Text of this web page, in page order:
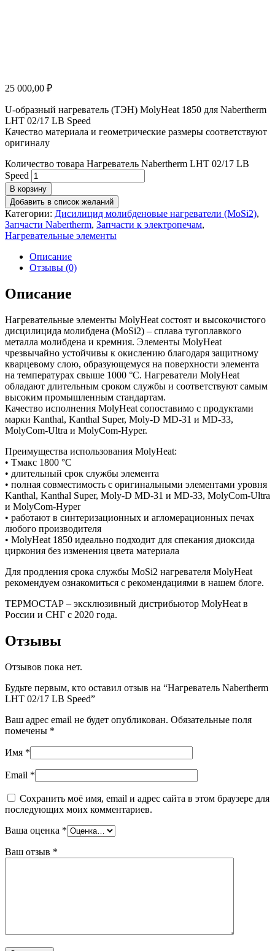
25 000,00 ₽
U-образный нагреватель (ТЭН) MolyHeat 1850 для Nabertherm
LHT 02/17 LB Speed
Качество материала и геометрические размеры соответствуют
оригиналу
Количество товара Нагреватель Nabertherm LHT 02/17 LB
Speed
В корзину
Добавить в список желаний
Категории: Дисилицид молибденовые нагреватели (MoSi2),
Запчасти Nabertherm, Запчасти к электропечам,
Нагревательные элементы
Описание
Отзывы (0)
Описание
Нагревательные элементы MolyHeat состоят и высокочистого
дисцилицида молибдена (MoSi2) – сплава тугоплавкого
металла молибдена и кремния. Элементы MolyHeat
чрезвычайно устойчивы к окислению благодаря защитному
кварцевому слою, образующемуся на поверхности элемента
на температурах свыше 1000 °С. Нагреватели MolyHeat
обладают длительным сроком службы и соответствуют самым
высоким промышленным стандартам.
Качество исполнения MolyHeat сопоставимо с продуктами
марки Kanthal, Kanthal Super, Moly-D MD-31 и MD-33,
MolyCom-Ultra и MolyCom-Hyper.
Преимущества использования MolyHeat:
• Тмакс 1800 °С
• длительный срок службы элемента
• полная совместимость с оригинальными элементами уровня
Kanthal, Kanthal Super, Moly-D MD-31 и MD-33, MolyCom-Ultra
и MolyCom-Hyper
• работают в синтеризационных и агломерационных печах
любого производителя
• MolyHeat 1850 идеально подходит для спекания диоксида
циркония без изменения цвета материала
Для продления срока службы MoSi2 нагревателя MolyHeat
рекомендуем ознакомиться с рекомендациями в нашем блоге.
ТЕРМОСТАР – эксклюзивный дистрибьютор MolyHeat в
России и СНГ с 2020 года.
Отзывы
Отзывов пока нет.
Будьте первым, кто оставил отзыв на “Нагреватель Nabertherm
LHT 02/17 LB Speed”
Ваш адрес email не будет опубликован. Обязательные поля
помечены *
Имя *
Email *
Сохранить моё имя, email и адрес сайта в этом браузере для
последующих моих комментариев.
Ваша оценка *
Ваш отзыв *